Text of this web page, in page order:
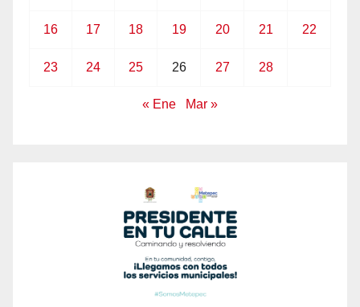
16 17 18 19 20 21 22
23 24 25 26 27 28
« Ene Mar »